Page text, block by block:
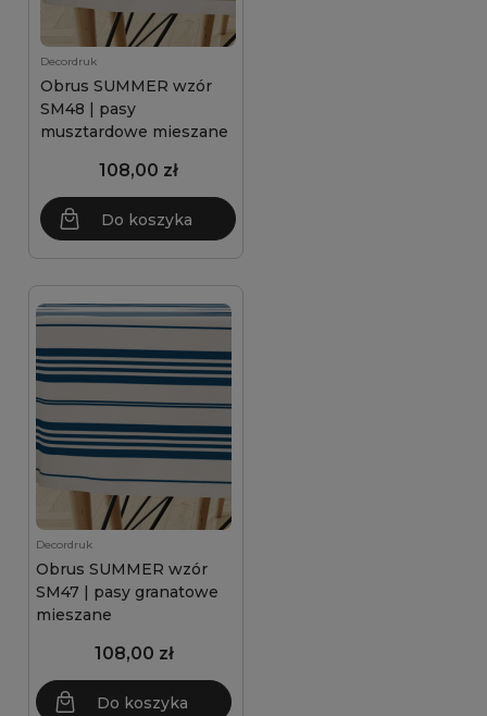
Decordruk
Obrus SUMMER wzór
SM48 | pasy
musztardowe mieszane
108,00 zł
Do koszyka
Decordruk
Obrus SUMMER wzór
SM47 | pasy granatowe
mieszane
108,00 zł
Do koszyka